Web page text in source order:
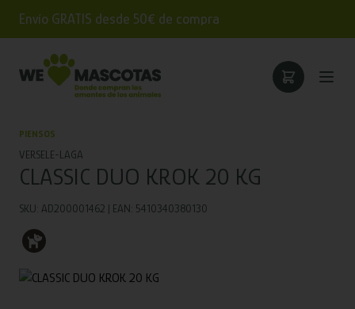
Envío GRATIS desde 50€ de compra
PIENSOS
VERSELE-LAGA
CLASSIC DUO KROK 20 KG
SKU: AD200001462 | EAN: 5410340380130